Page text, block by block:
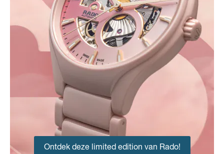
Ontdek deze limited edition van Rado!